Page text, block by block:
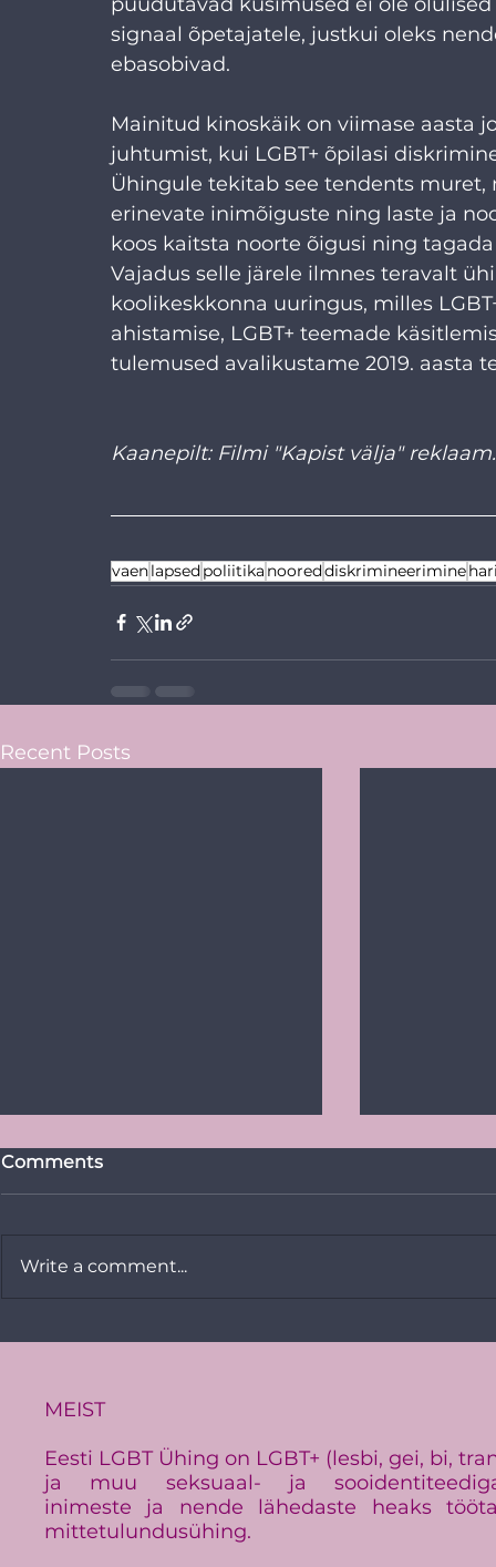
signaal õpetajatele, justkui oleks
ebasobivad.
Mainitud kinoskäik on viimase aasta
juhtumist, kui LGBT+ õpilasi
Ühingule tekitab see tendents
erinevate inimõiguste ning laste ja
koos kaitsta noorte õigusi ning
Vajadus selle järele ilmnes teravalt
koolikeskkonna uuringus, milles
ahistamise, LGBT+ teemade
tulemused avalikustame 2019. aasta
Kaanepilt: Filmi "Kapist välja"
vaenlapsedpoliitika nooreddiskrimineerimine
Recent Posts
Eestis
Comments
Write a comment...
MEIST
Eesti LGBT Ühing on LGBT+ (lesbi, gei, bi,
ja muu seksuaal- ja
inimeste ja nende lähedaste heaks
mittetulundusühing.